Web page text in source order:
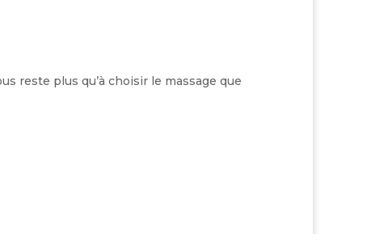
reste plus qu’à choisir le massage que